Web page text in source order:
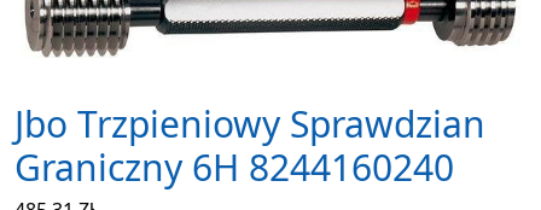
Jbo Trzpieniowy Sprawdzian
Graniczny 6H 8244160240